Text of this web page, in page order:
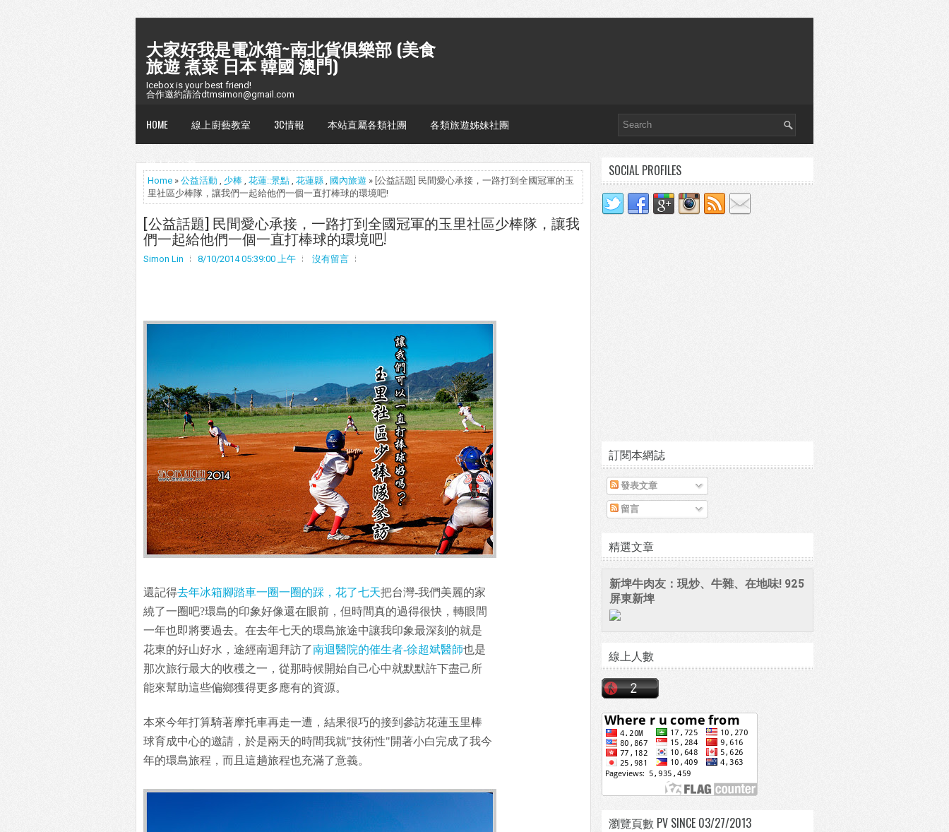
大家好我是電冰箱~南北貨俱樂部 (美食
旅遊 煮菜 日本 韓國 澳門)
Icebox is your best friend!
合作邀約請洽dtmsimon@gmail.com
HOME 線上廚藝教室 3C情報 本站直屬各類社團 各類旅遊姊妹社團
懶人包台灣
Home » 公益活動 , 少棒 , 花蓮::景點 , 花蓮縣 , 國內旅遊 » [公益話題] 民間愛心承接，一路打到全國冠軍的玉
里社區少棒隊，讓我們一起給他們一個一直打棒球的環境吧!
[公益話題] 民間愛心承接，一路打到全國冠軍的玉里社區少棒隊，讓我
們一起給他們一個一直打棒球的環境吧!
Simon Lin 8/10/2014 05:39:00 上午 沒有留言
還記得去年冰箱腳踏車一圈一圈的踩，花了七天把台灣-我們美麗的家
繞了一圈吧?環島的印象好像還在眼前，但時間真的過得很快，轉眼間
一年也即將要過去。在去年七天的環島旅途中讓我印象最深刻的就是
花東的好山好水，途經南迴拜訪了南迴醫院的催生者-徐超斌醫師也是
那次旅行最大的收穫之一，從那時候開始自己心中就默默許下盡己所
能來幫助這些偏鄉獲得更多應有的資源。
本來今年打算騎著摩托車再走一遭，結果很巧的接到參訪花蓮玉里棒
球育成中心的邀請，於是兩天的時間我就"技術性"開著小白完成了我今
年的環島旅程，而且這趟旅程也充滿了意義。
SOCIAL PROFILES
訂閱本網誌
發表文章
留言
精選文章
新埤牛肉友：現炒、牛雜、在地味! 925
屏東新埤
線上人數
瀏覽頁數 PV SINCE 03/27/2013